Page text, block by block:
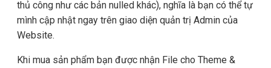
thủ công như các bản nulled khác), nghĩa là bạn có thể tự
mình cập nhật ngay trên giao diện quản trị Admin của
Website.
Khi mua sản phẩm bạn được nhận File cho Theme &